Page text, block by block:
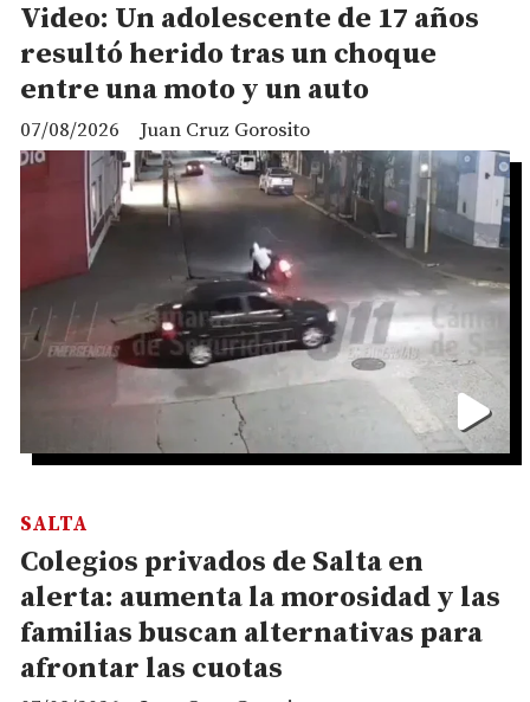
Video: Un adolescente de 17 años
resultó herido tras un choque
entre una moto y un auto
Juan Cruz Gorosito
07/08/2026
Colegios privados de Salta en
alerta: aumenta la morosidad y las
familias buscan alternativas para
afrontar las cuotas
SALTA